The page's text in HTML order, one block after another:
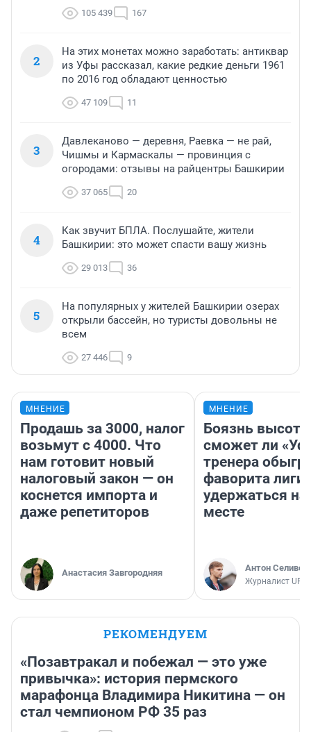
105 439 167
2
На этих монетах можно заработать: антиквар
из Уфы рассказал, какие редкие деньги 1961
по 2016 год обладают ценностью
47 109 11
3
Давлеканово — деревня, Раевка — не рай,
Чишмы и Кармаскалы — провинция с
огородами: отзывы на райцентры Башкирии
37 065 20
4
Как звучит БПЛА. Послушайте, жители
Башкирии: это может спасти вашу жизнь
29 013 36
5
На популярных у жителей Башкирии озерах
открыли бассейн, но туристы довольны не
всем
27 446 9
МНЕНИЕ
Продашь за 3000, налог
возьмут с 4000. Что
нам готовит новый
налоговый закон — он
коснется импорта и
даже репетиторов
Анастасия Завгородняя
МНЕНИЕ
Боязнь
сможет ли
тренера
фаворита лиги
удержаться
месте
Антон
Журналист
РЕКОМЕНДУЕМ
«Позавтракал и побежал — это уже
привычка»: история пермского
марафонца Владимира Никитина — он
стал чемпионом РФ 35 раз